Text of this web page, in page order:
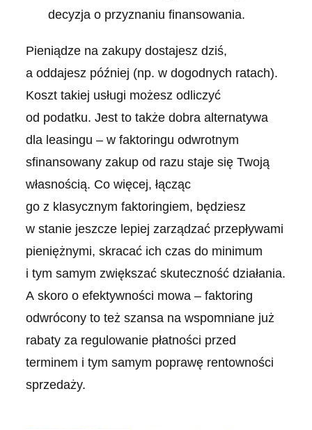
decyzja o przyznaniu finansowania.
Pieniądze na zakupy dostajesz dziś,
a oddajesz później (np. w dogodnych ratach).
Koszt takiej usługi możesz odliczyć
od podatku. Jest to także dobra alternatywa
dla leasingu – w faktoringu odwrotnym
sfinansowany zakup od razu staje się Twoją
własnością. Co więcej, łącząc
go z klasycznym faktoringiem, będziesz
w stanie jeszcze lepiej zarządzać przepływami
pieniężnymi, skracać ich czas do minimum
i tym samym zwiększać skuteczność działania.
A skoro o efektywności mowa – faktoring
odwrócony to też szansa na wspomniane już
rabaty za regulowanie płatności przed
terminem i tym samym poprawę rentowności
sprzedaży.